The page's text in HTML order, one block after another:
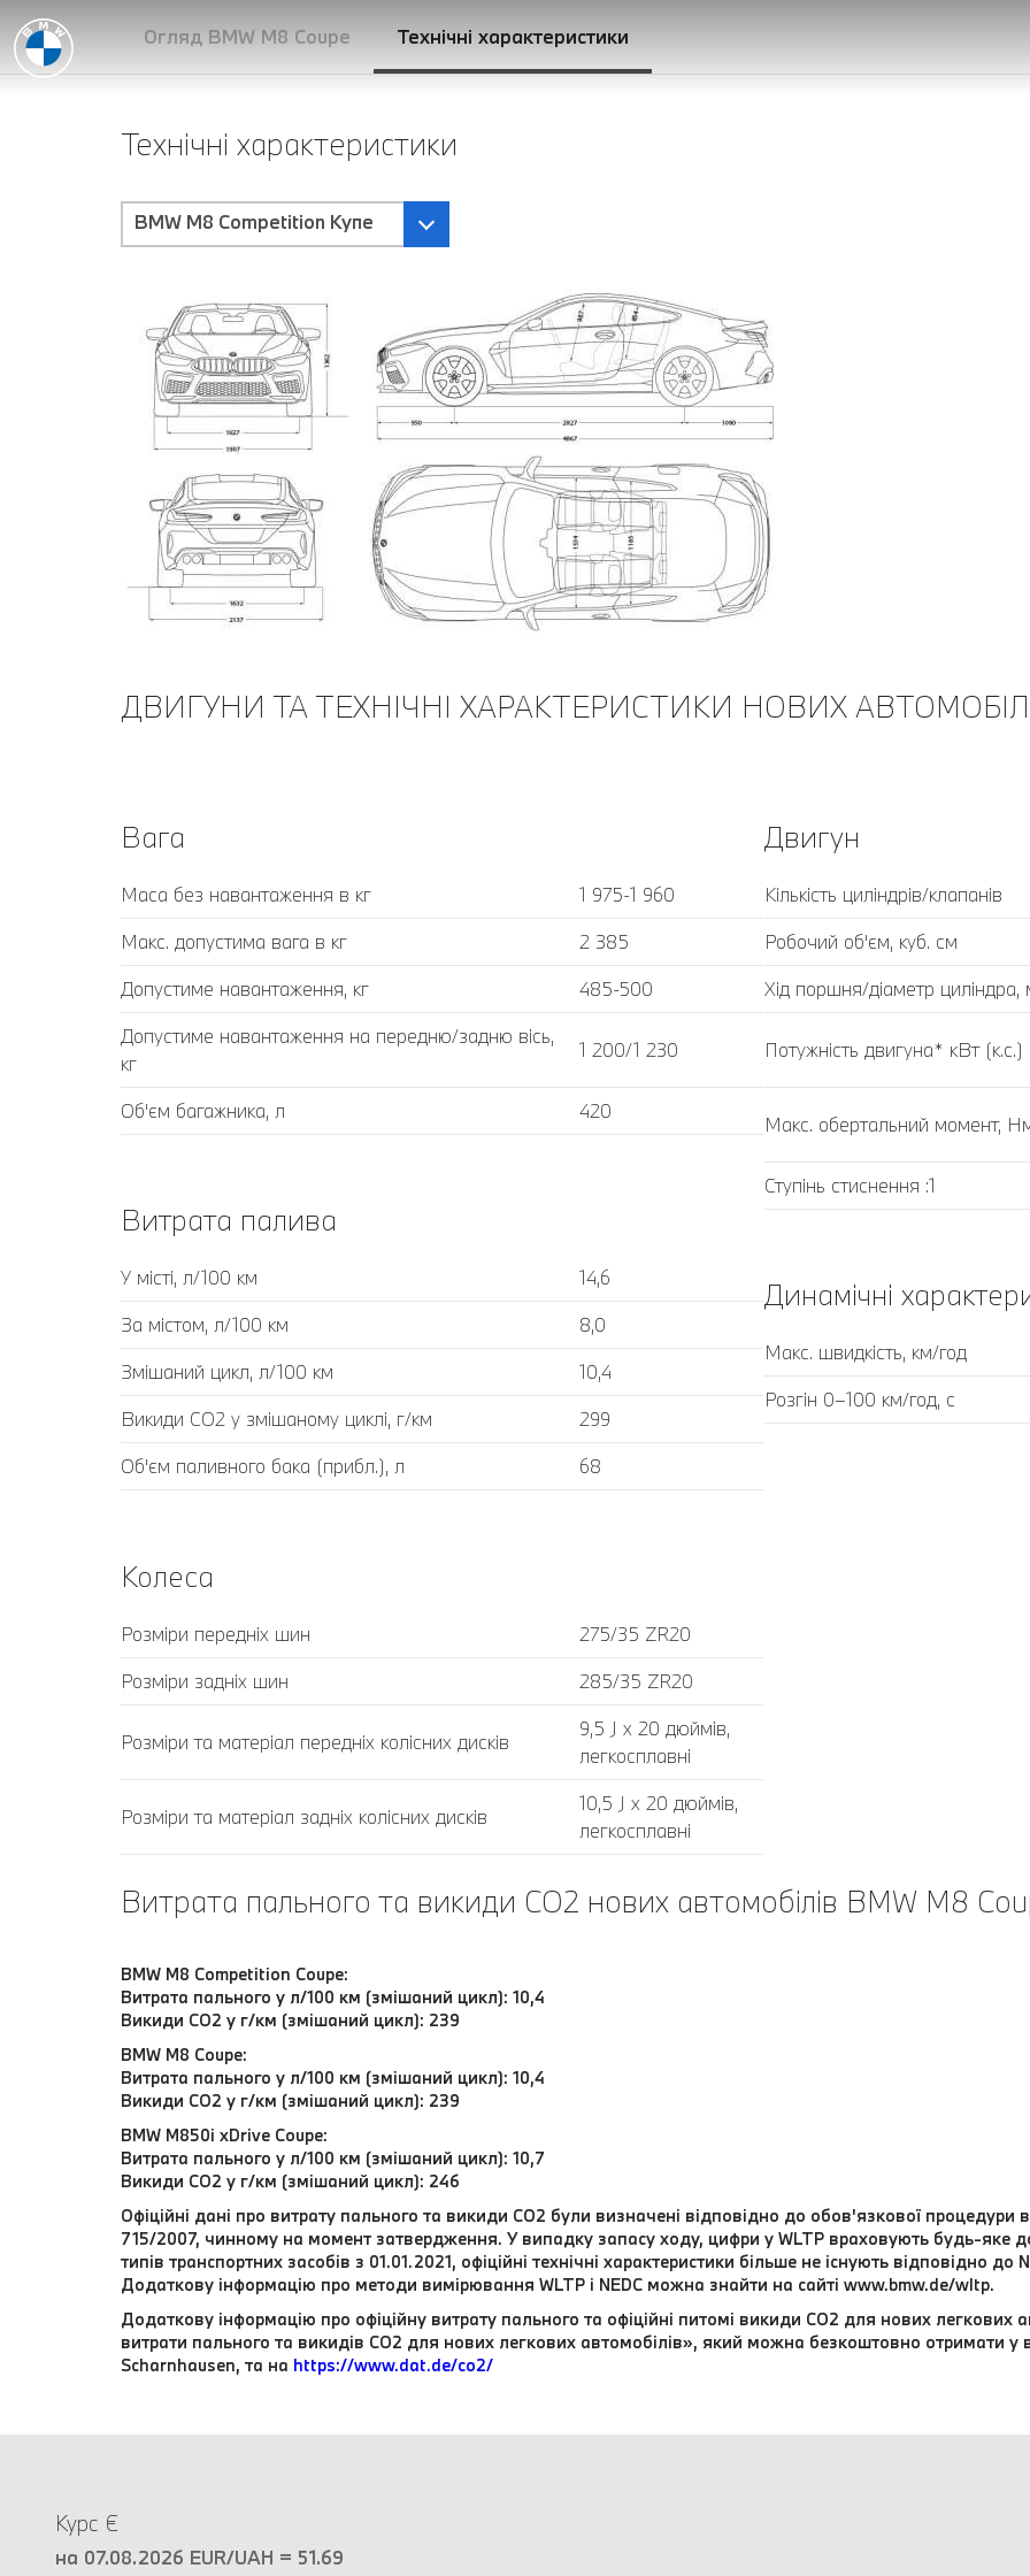
Огляд BMW M8 Coupe Технічні характеристики
Технічні характеристики
BMW M8 Competition Купе
ДВИГУНИ ТА ТЕХНІЧНІ ХАРАКТЕРИСТИКИ НОВИХ
Вага
Маса без навантаження в кг
1 975-1 960
Макс. допустима вага в кг
2 385
Допустиме навантаження, кг
485-500
Допустиме навантаження на передню/задню вісь,
кг
1 200/1 230
Об'єм багажника, л 420
Витрата палива
У місті, л/100 км
14,6
За містом, л/100 км
8,0
Змішаний цикл, л/100 км
10,4
Викиди CO2 у змішаному циклі, г/км
299
Об'єм паливного бака (прибл.), л
68
Колеса
Розміри передніх шин
275/35 ZR20
Розміри задніх шин
285/35 ZR20
Розміри та матеріал передніх колісних дисків
9,5 J x 20 дюймів,
легкосплавні
Розміри та матеріал задніх колісних дисків
10,5 J x 20 дюймів,
легкосплавні
Двигун
Кількість циліндрів/клапанів
Робочий об'єм, куб. cм
Хід поршня/діаметр циліндра,
Потужність двигуна* кВт (к.с.)
Макс. обертальний момент,
Ступінь стиснення :1
Динамічні
Макс. швидкість, км/год
Розгін 0–100 км/год, с
Витрата пального та викиди CO2 нових автомобілів BMW M8
BMW M8 Competition Coupe:
Витрата пального у л/100 км (змішаний цикл): 10,4
Викиди CO2 у г/км (змішаний цикл): 239
BMW M8 Coupe:
Витрата пального у л/100 км (змішаний цикл): 10,4
Викиди CO2 у г/км (змішаний цикл): 239
BMW M850i xDrive Coupe:
Витрата пального у л/100 км (змішаний цикл): 10,7
Викиди CO2 у г/км (змішаний цикл): 246
Офіційні дані про витрату пального та викиди СО2 були визначені відповідно до обов'язкової
715/2007, чинному на момент затвердження. У випадку запасу ходу, цифри у WLTP враховують будь-яке
типів транспортних засобів з 01.01.2021, офіційні технічні характеристики більше не існують відповідно до
Додаткову інформацію про методи вимірювання WLTP і NEDC можна знайти на сайті www.bmw.de/wltp.
Додаткову інформацію про офіційну витрату пального та офіційні питомі викиди CO2 для нових легкових
витрати пального та викидів CO2 для нових легкових автомобілів», який можна безкоштовно отримати у
Scharnhausen, та на https://www.dat.de/co2/
Курс €
на 07.08.2026 EUR/UAH = 51.69